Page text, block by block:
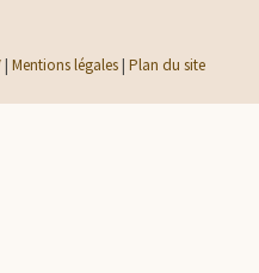
| Mentions légales| Plan du site